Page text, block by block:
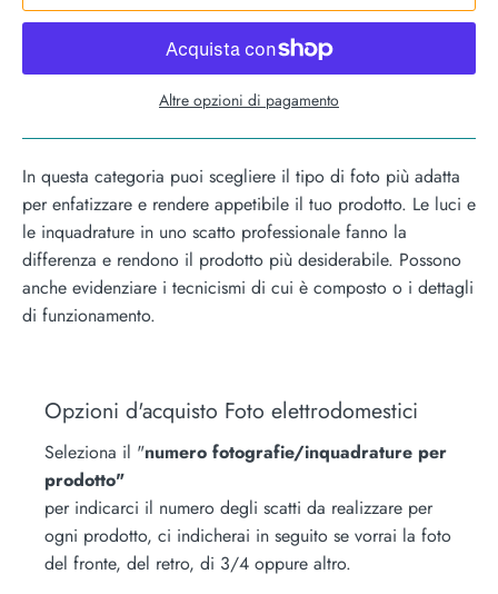
Altre opzioni di pagamento
In questa categoria puoi scegliere il tipo di foto più adatta
per enfatizzare e rendere appetibile il tuo prodotto. Le luci e
le inquadrature in uno scatto professionale fanno la
differenza e rendono il prodotto più desiderabile. Possono
anche evidenziare i tecnicismi di cui è composto o i dettagli
di funzionamento.
Opzioni d'acquisto Foto elettrodomestici
Seleziona il "numero fotografie/inquadrature per
prodotto"
per indicarci il numero degli scatti da realizzare per
ogni prodotto, ci indicherai in seguito se vorrai la foto
del fronte, del retro, di 3/4 oppure altro.